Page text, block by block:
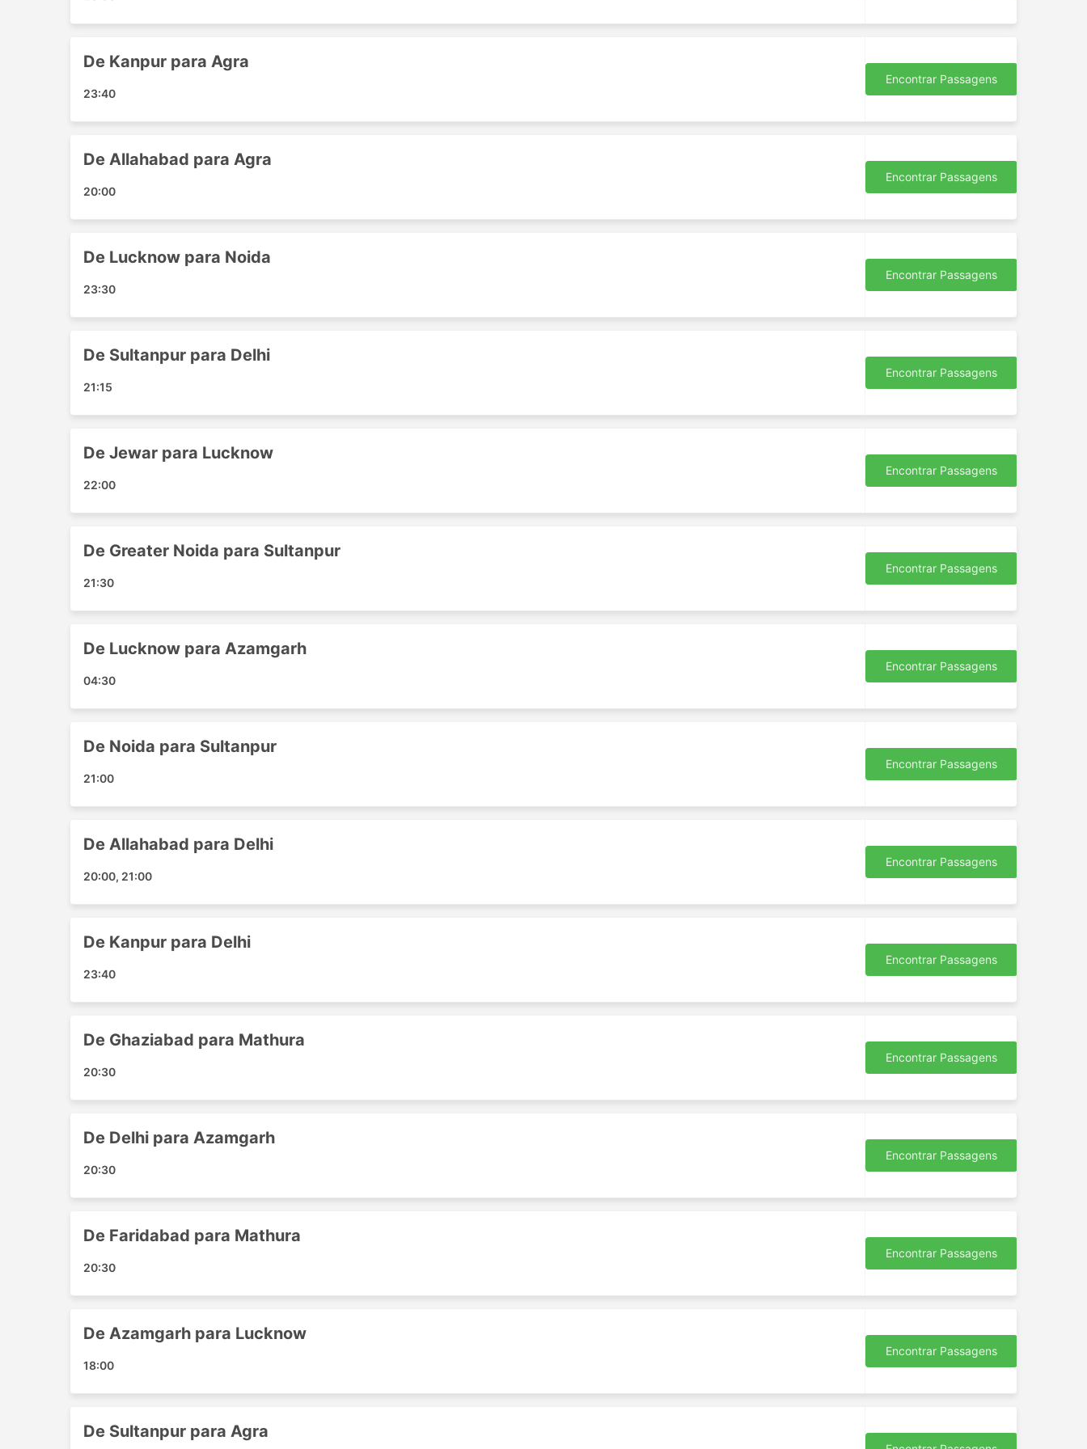
Atraulia - Delhi
Delhi - Khaga
Agra - Sultanpur
Azamgarh - Delhi
Lucknow - Ghaziabad
Greater Noida - Lucknow
Allahabad - Mathura
Delhi - Mathura
Akbarpur - Mathura
Azamgarh - Lucknow
Azamgarh - Ghaziabad
Noida - Etawah
Vrindavan - Agra
Sultanpur - Greater Noida
Mathura - Allahabad
Lucknow - Noida
Greater Noida - Etawah
Ghaziabad - Lucknow
Greater Noida - Allahabad
Azamgarh - Noida
Faridabad - Mathura
Mathura - Etawah
Sultanpur - Mathura
Noida - Akbarpur
Uttar Pradesh - Delhi
Agra - Kanpur
Sultanpur - Noida
Lucknow - Greater Noida
Agra - Etawah
Mathura - Kanpur
Vrindavan - Azamgarh
Akbarpur - Lucknow
Kanpur - Delhi
Azamgarh - Mathura
Kanpur - Ghaziabad
De Kanpur para Agra
23:40
Encontrar Passagens
De Allahabad para Agra
20:00
Encontrar Passagens
De Lucknow para Noida
23:30
Encontrar Passagens
De Sultanpur para Delhi
21:15
Encontrar Passagens
De Jewar para Lucknow
22:00
Encontrar Passagens
De Greater Noida para Sultanpur
21:30
Encontrar Passagens
De Lucknow para Azamgarh
04:30
Encontrar Passagens
De Noida para Sultanpur
21:00
Encontrar Passagens
De Allahabad para Delhi
20:00, 21:00
Encontrar Passagens
De Kanpur para Delhi
23:40
Encontrar Passagens
De Ghaziabad para Mathura
20:30
Encontrar Passagens
De Delhi para Azamgarh
20:30
Encontrar Passagens
De Faridabad para Mathura
20:30
Encontrar Passagens
De Azamgarh para Lucknow
18:00
Encontrar Passagens
De Sultanpur para Agra